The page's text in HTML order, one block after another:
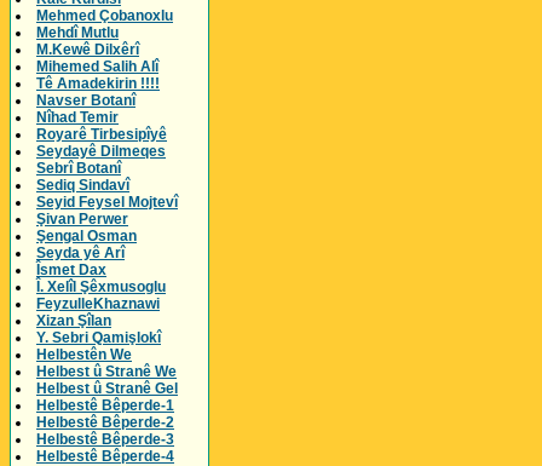
Mehmed Çobanoxlu
Mehdî Mutlu
M.Kewê Dilxêrî
Mihemed Salih Alî
Tê Amadekirin !!!!
Navser Botanî
Nîhad Temir
Royarê Tirbesipîyê
Seydayê Dilmeqes
Sebrî Botanî
Sediq Sindavî
Seyid Feysel Mojtevî
Şivan Perwer
Şengal Osman
Seyda yê Arî
Îsmet Dax
Î. Xelîl Şêxmusoglu
FeyzulleKhaznawi
Xizan Şîlan
Y. Sebri Qamişlokî
Helbestên We
Helbest û Stranê We
Helbest û Stranê Gel
Helbestê Bêperde-1
Helbestê Bêperde-2
Helbestê Bêperde-3
Helbestê Bêperde-4